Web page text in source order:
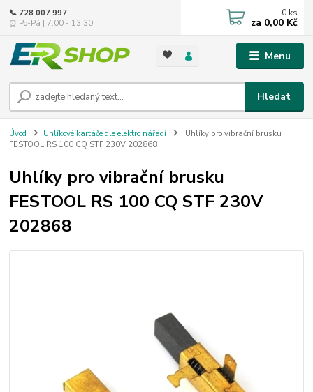
Menu
Hledat
📞 728 007 997
⏰ Po-Pá | 7:00 - 13:30 |
0 ks
za 0,00 Kč
Úvod Uhlíkové kartáče dle elektro nářadí
Uhlíky pro vibrační brusku
FESTOOL RS 100 CQ STF 230V 202868
Uhlíky pro vibrační brusku
FESTOOL RS 100 CQ STF 230V
202868